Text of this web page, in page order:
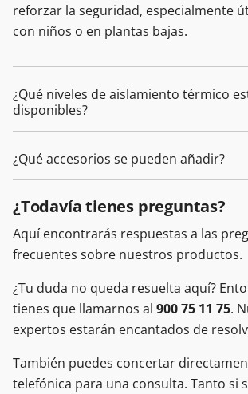
reforzar la seguridad, especialmente
con niños o en plantas bajas.
¿Qué niveles de aislamiento térmico
disponibles?
¿Qué accesorios se pueden añadir?
¿Todavía tienes preguntas?
Aquí encontrarás respuestas a las
frecuentes sobre nuestros productos.
¿Tu duda no queda resuelta aquí?
tienes que llamarnos al 900 75 11 75.
expertos estarán encantados de
También puedes concertar
telefónica para una consulta. Tanto si